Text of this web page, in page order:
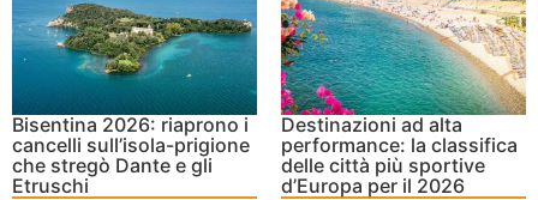
Bisentina 2026: riaprono i
cancelli sull’isola-prigione
che stregò Dante e gli
Etruschi
Destinazioni ad alta
performance: la classifica
delle città più sportive
d’Europa per il 2026